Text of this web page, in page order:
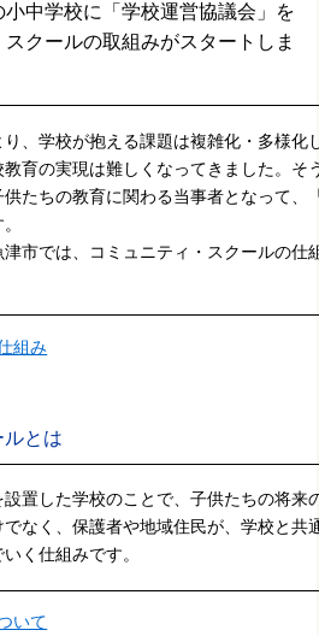
小中学校に「学校運営協議会」を
クールの取組みがスタートしま
、学校が抱える課題は複雑化・多様化
育の実現は難しくなってきました。そ
たちの教育に関わる当事者となって、
市では、コミュニティ・スクールの仕
組み
ルとは
置した学校のことで、子供たちの将来
なく、保護者や地域住民が、学校と共
く仕組みです。
いて